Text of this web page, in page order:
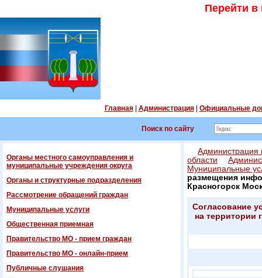
Перейти
Главная| Администрация| Официальные
Поиск по сайту
Органы местного самоуправления и
муниципальные учреждения округа
Органы и структурные подразделения
Рассмотрение обращений граждан
Муниципальные услуги
Общественная приемная
Правительство МО - прием граждан
Правительство МО - онлайн-прием
Публичные слушания
Администрация
области
Муниципальные
размещения
Красногорск
Согласование
на территории